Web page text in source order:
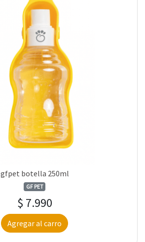
gfpet botella 250ml
GF PET
$ 7.990
Agregar al carro